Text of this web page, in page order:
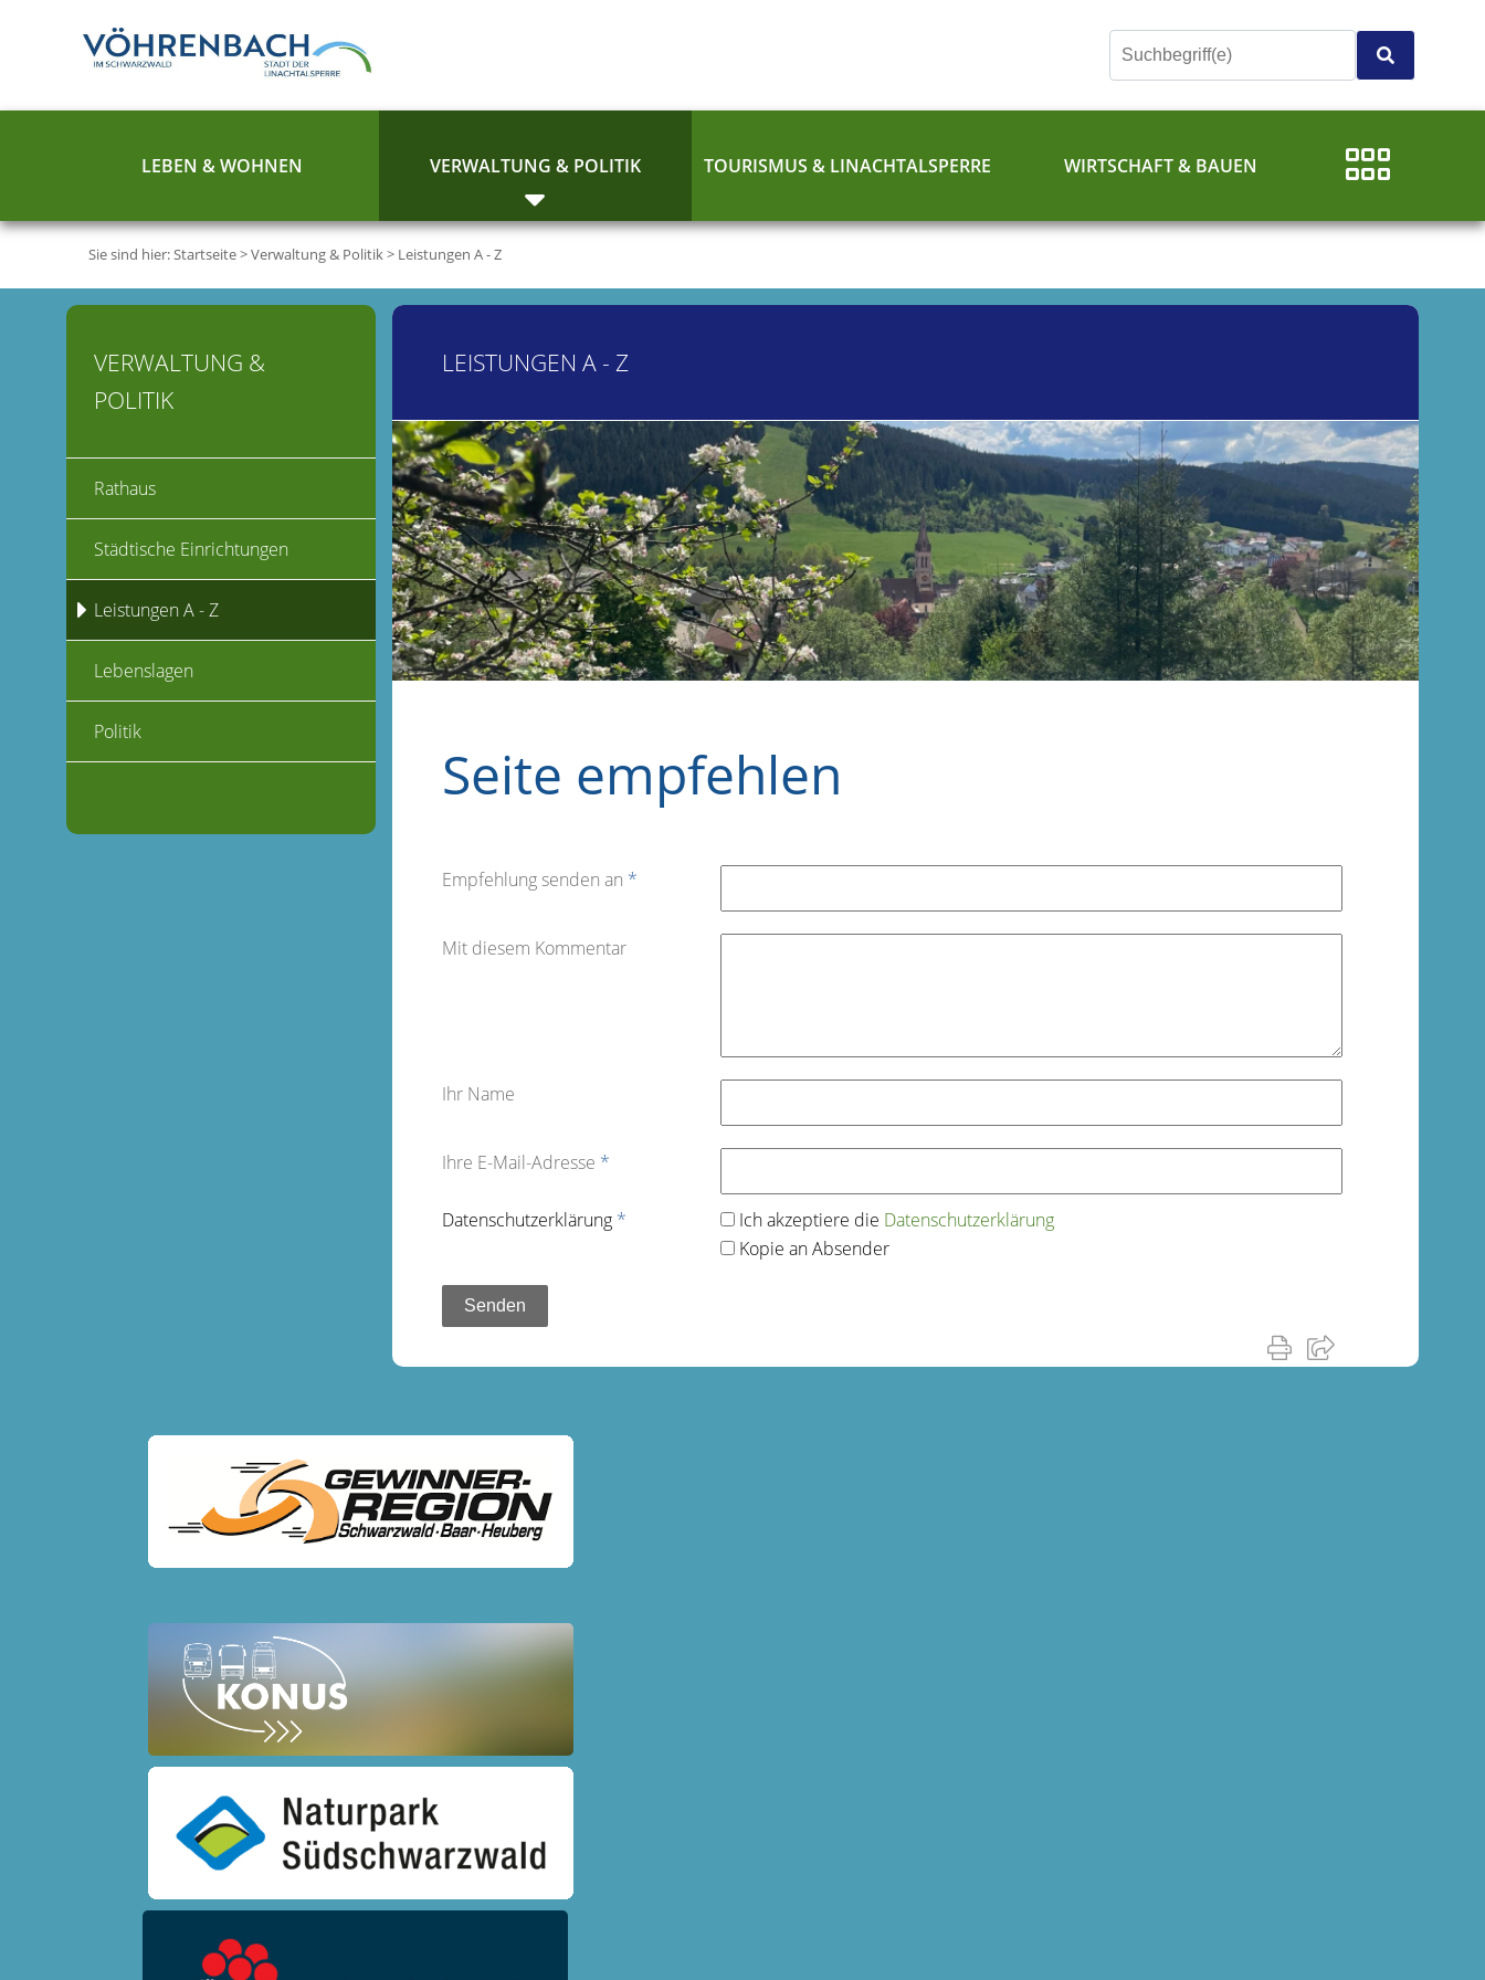
LEBEN & WOHNEN VERWALTUNG & POLITIK TOURISMUS & LINACHTALSPERRE WIRTSCHAFT & BAUEN
Sie sind hier:Startseite>Verwaltung & Politik> Leistungen A - Z
LEISTUNGEN A - Z
Seite empfehlen
Empfehlung senden an *
Mit diesem Kommentar
Ihr Name
Ihre E-Mail-Adresse *
Datenschutz­erklärung * Ich akzeptiere die Datenschutz­erklärung
Kopie an Absender
VERWALTUNG &
POLITIK
Rathaus
Städtische Einrichtungen
Leistungen A - Z
Lebenslagen
Politik